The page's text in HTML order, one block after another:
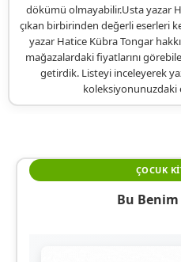
dökümü olmayabilir.Usta yazar
çıkan birbirinden değerli eserleri
yazar Hatice Kübra Tongar
mağazalardaki fiyatlarını
getirdik. Listeyi inceleyerek
koleksiyonunuzdaki
ÇOCUK
Bu